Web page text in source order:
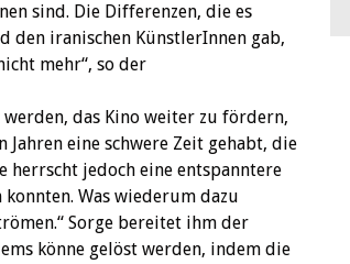
sind. Die Differenzen, die es
den iranischen KünstlerInnen gab,
mehr“, so der
das Kino weiter zu fördern,
Jahren eine schwere Zeit gehabt, die
jedoch eine entspanntere
Was wiederum dazu
Sorge bereitet ihm der
könne gelöst werden, indem die